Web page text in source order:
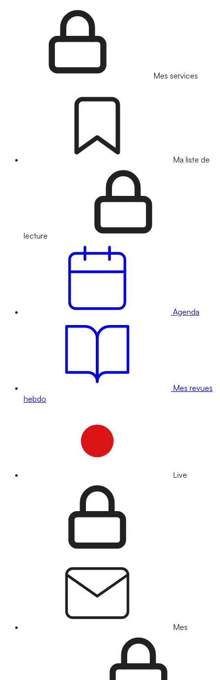
Mes services
Ma liste de
lecture
Agenda
Mes revues
hebdo
Live
Mes